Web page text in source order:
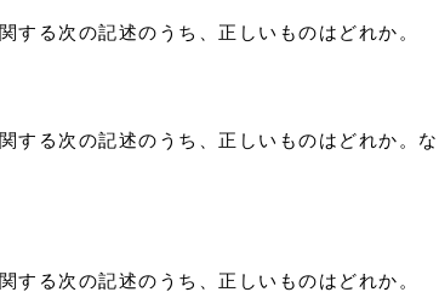
する次の記述のうち、正しいものはどれか。
する次の記述のうち、正しいものはどれか。
する次の記述のうち、正しいものはどれか。